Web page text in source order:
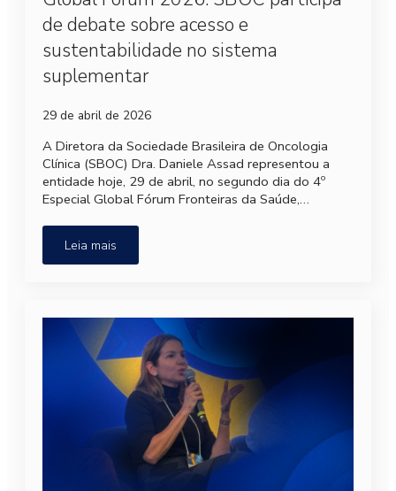
de debate sobre acesso e
sustentabilidade no sistema
suplementar
29 de abril de 2026
A Diretora da Sociedade Brasileira de Oncologia
Clínica (SBOC) Dra. Daniele Assad representou a
entidade hoje, 29 de abril, no segundo dia do 4º
Especial Global Fórum Fronteiras da Saúde,…
Leia mais